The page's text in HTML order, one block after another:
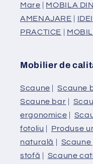
Mare | MOBILA
AMENAJARE | IDEI
PRACTICE |
Mobilier de
Scaune |Scaune
Scaune bar |
ergonomice |
fotoliu | Produse
naturală | Scaune
stofă | Scaune